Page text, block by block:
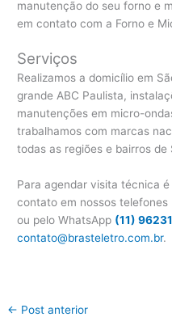
manutenção do seu forno e
em contato com a Forno e
Serviços
Realizamos a domicílio em
grande ABC Paulista,
manutenções em micro-
trabalhamos com marcas
todas as regiões e bairros de
Para agendar visita técnica
contato em nossos
ou pelo WhatsApp (11)
contato@brasteletro.com.br.
← Post anterior